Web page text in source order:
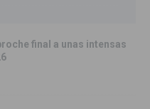
final a unas intensas